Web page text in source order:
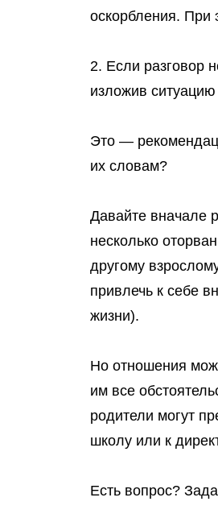
оскорбления. При
2. Если разговор
изложив
Это —
их словам?
Давайте вначале
несколько
другому
привлечь к себе
жизни).
Но отношения
им все
родители могут
школу или к
Есть вопрос?